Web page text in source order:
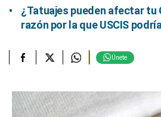
¿Tatuajes pueden afectar tu
razón por la que USCIS
Únete